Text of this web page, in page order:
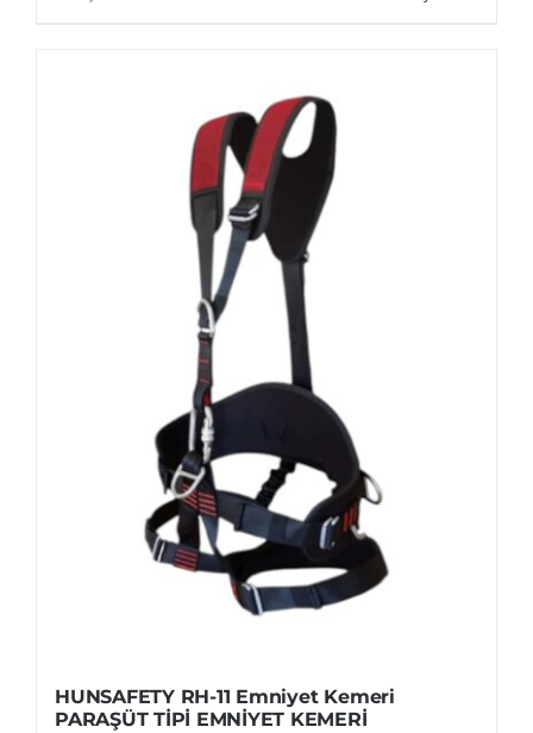
varyasyonu
Seçenekler
sayfasından
seçilebilir
HUNSAFETY RH-11 Emniyet Kemeri
PARAŞÜT TİPİ EMNİYET KEMERİ